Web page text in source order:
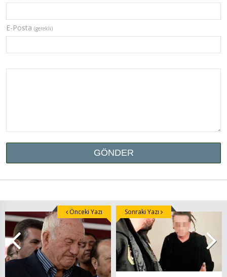
E-Posta (gerekli)
Önceki Yazı Sonraki Yazı